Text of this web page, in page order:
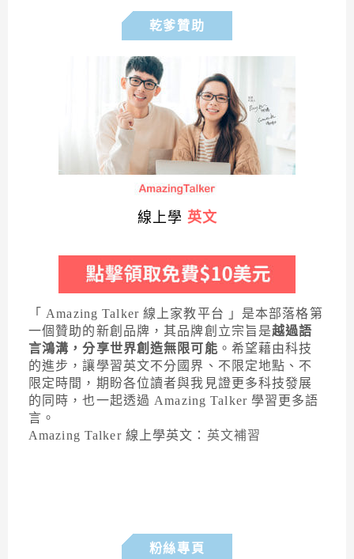
乾爹贊助
線上學 英文
「 Amazing Talker 線上家教平台 」是本部落格第
一個贊助的新創品牌，其品牌創立宗旨是越過語
言鴻溝，分享世界創造無限可能 。希望藉由科技
的進步，讓學習英文不分國界、不限定地點、不
限定時間，期盼各位讀者與我見證更多科技發展
的同時，也一起透過 Amazing Talker 學習更多語
言。
Amazing Talker 線上學英文： 英文補習
粉絲專頁